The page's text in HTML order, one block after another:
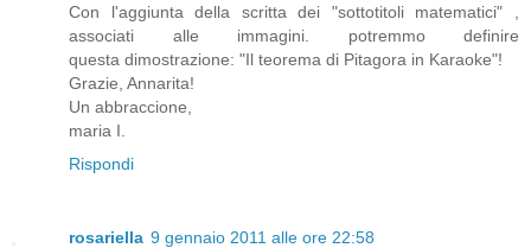
Con l'aggiunta della scritta dei "sottotitoli matematici" ,
associati alle immagini. potremmo definire
questa dimostrazione: "Il teorema di Pitagora in Karaoke"!
Grazie, Annarita!
Un abbraccione,
maria I.
Rispondi
rosariella 9 gennaio 2011 alle ore 22:58